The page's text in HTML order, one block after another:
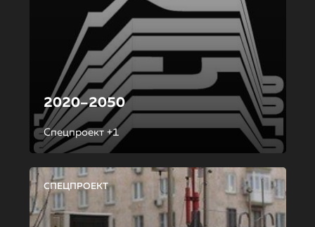
2020–2050
Спецпроект +1
СПЕЦПРОЕКТ